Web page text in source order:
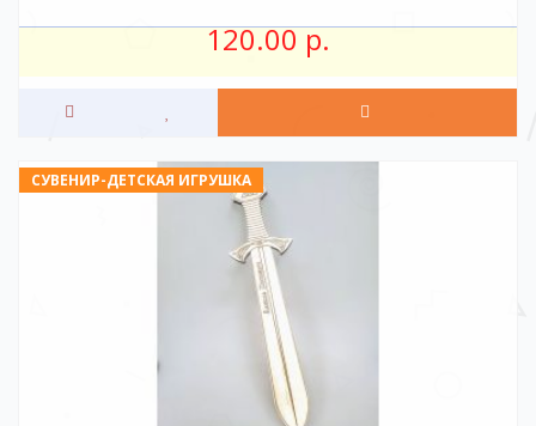
120.00 р.
СУВЕНИР-ДЕТСКАЯ ИГРУШКА